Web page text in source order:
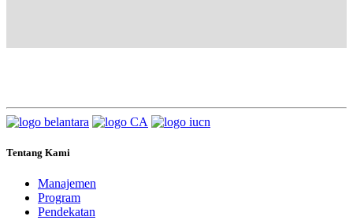
Tentang Kami
Manajemen
Program
Pendekatan